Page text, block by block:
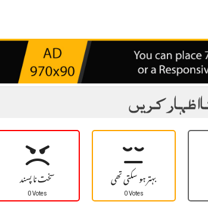
اظہار کریں
سخت نا پسند
0 Votes بہتر ہو سکتی تھی
0 Votes